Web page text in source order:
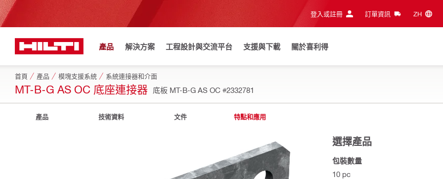
登入或註冊 訂單資訊 ZH‎
產品 解決方案 工程設計與交流平台 支援與下載 關於喜利得
首頁 產品 模塊支援系統 系統連接器和介面
MT-B-G AS OC 底座連接器 底板 MT-B-G AS OC #2332781
產品 技術資料 文件 特點和應用
選擇產品
包裝數量
10 pc